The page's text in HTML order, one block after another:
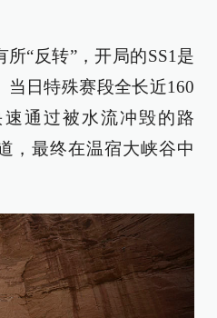
“反转”，开局的SS1是
当日特殊赛段全长近160
通过被水流冲毁的路
，最终在温宿大峡谷中